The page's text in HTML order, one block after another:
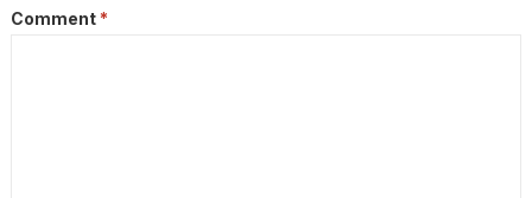
Comment *